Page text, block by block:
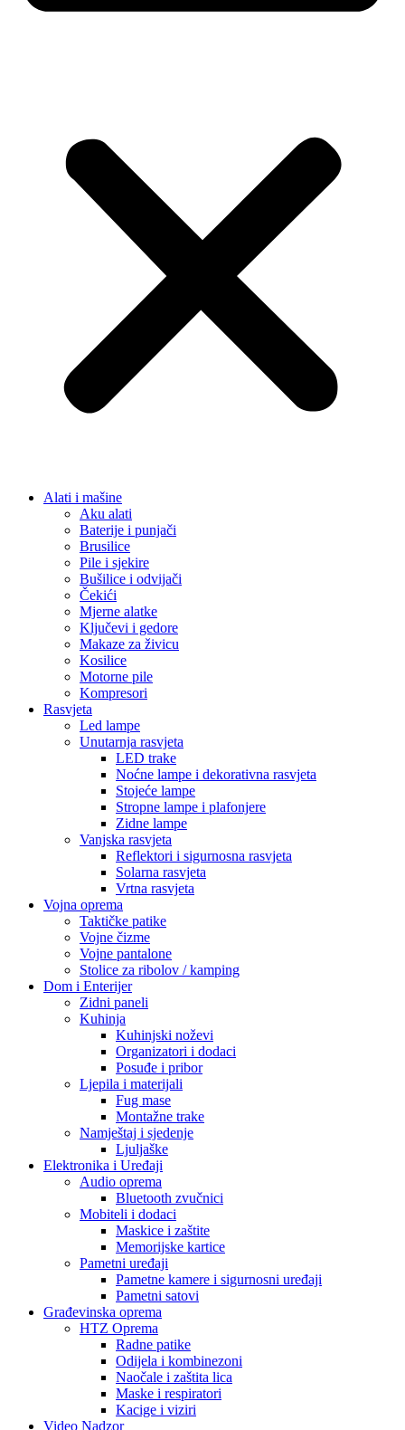
Alati i mašine
Aku alati
Baterije i punjači
Brusilice
Pile i sjekire
Bušilice i odvijači
Čekići
Mjerne alatke
Ključevi i gedore
Makaze za živicu
Kosilice
Motorne pile
Kompresori
Rasvjeta
Led lampe
Unutarnja rasvjeta
LED trake
Noćne lampe i dekorativna rasvjeta
Stojeće lampe
Stropne lampe i plafonjere
Zidne lampe
Vanjska rasvjeta
Reflektori i sigurnosna rasvjeta
Solarna rasvjeta
Vrtna rasvjeta
Vojna oprema
Taktičke patike
Vojne čizme
Vojne pantalone
Stolice za ribolov / kamping
Dom i Enterijer
Zidni paneli
Kuhinja
Kuhinjski noževi
Organizatori i dodaci
Posuđe i pribor
Ljepila i materijali
Fug mase
Montažne trake
Namještaj i sjedenje
Ljuljaške
Elektronika i Uređaji
Audio oprema
Bluetooth zvučnici
Mobiteli i dodaci
Maskice i zaštite
Memorijske kartice
Pametni uređaji
Pametne kamere i sigurnosni uređaji
Pametni satovi
Građevinska oprema
HTZ Oprema
Radne patike
Odijela i kombinezoni
Naočale i zaštita lica
Maske i respiratori
Kacige i viziri
Video Nadzor